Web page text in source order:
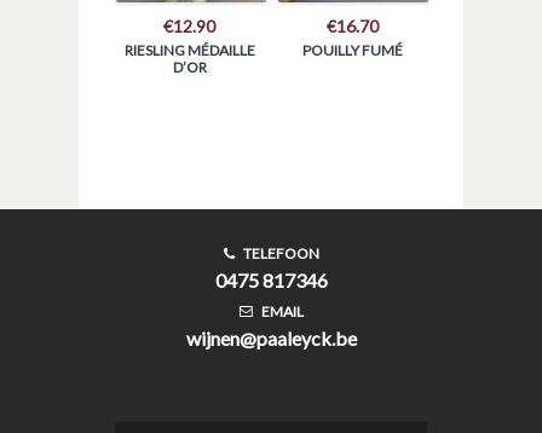
€12.90
RIESLING MÉDAILLE
D’OR
€16.70
POUILLY FUMÉ
TELEFOON
0475 817346
EMAIL
wijnen@paaleyck.be